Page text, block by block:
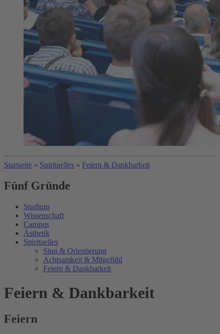
Startseite » Spirituelles » Feiern & Dankbarkeit
Fünf Gründe
Studium
Wissenschaft
Campus
Ästhetik
Spirituelles
Sinn & Orientierung
Achtsamkeit & Mitgefühl
Feiern & Dankbarkeit
Feiern & Dankbarkeit
Feiern